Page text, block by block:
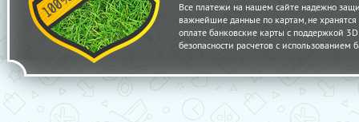
Все платежи на нашем сайте надежно
важнейшие данные по картам, не
оплате банковские карты с поддержкой
безопасности расчетов с использованием